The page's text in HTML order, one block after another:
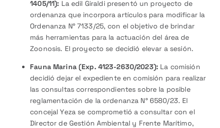
1405/11): La edil Giraldi presentó un proyecto de
ordenanza que incorpora artículos para modificar la
Ordenanza N° 7133/25, con el objetivo de brindar
más herramientas para la actuación del área de
Zoonosis. El proyecto se decidió elevar a sesión.
Fauna Marina (Exp. 4123-2630/2023): La comisión
decidió dejar el expediente en comisión para realizar
las consultas correspondientes sobre la posible
reglamentación de la ordenanza N° 6580/23. El
concejal Yeza se comprometió a consultar con el
Director de Gestión Ambiental y Frente Marítimo,